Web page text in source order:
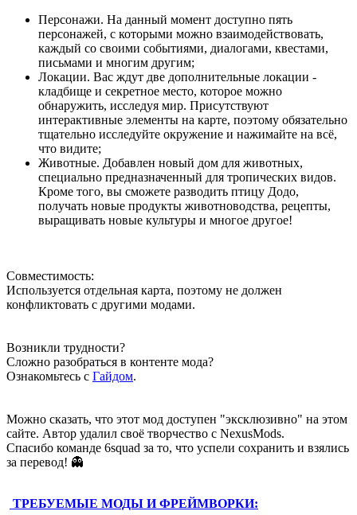
Персонажи. На данный момент доступно пять
персонажей, с которыми можно взаимодействовать,
каждый со своими событиями, диалогами, квестами,
письмами и многим другим;
Локации. Вас ждут две дополнительные локации -
кладбище и секретное место, которое можно
обнаружить, исследуя мир. Присутствуют
интерактивные элементы на карте, поэтому обязательно
тщательно исследуйте окружение и нажимайте на всё,
что видите;
Животные. Добавлен новый дом для животных,
специально предназначенный для тропических видов.
Кроме того, вы сможете разводить птицу Додо,
получать новые продукты животноводства, рецепты,
выращивать новые культуры и многое другое!
Совместимость:
Используется отдельная карта, поэтому не должен
конфликтовать с другими модами.
Возникли трудности?
Сложно разобраться в контенте мода?
Ознакомьтесь с Гайдом.
Можно сказать, что этот мод доступен "эксклюзивно" на этом
сайте. Автор удалил своё творчество с NexusMods.
Спасибо команде 6squad за то, что успели сохранить и взялись
за перевод! 👻
ТРЕБУЕМЫЕ МОДЫ И ФРЕЙМВОРКИ: